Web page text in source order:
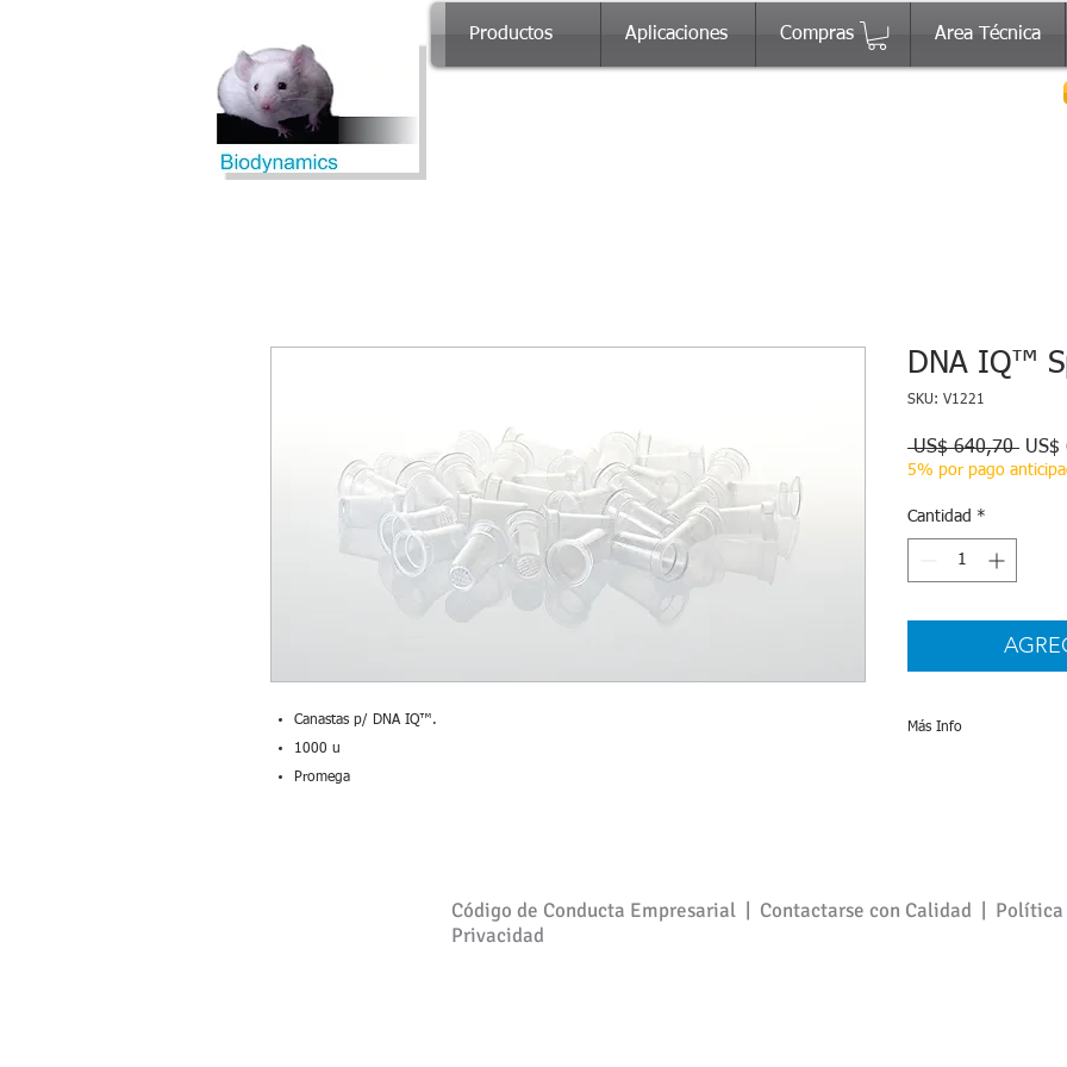
Productos Aplicaciones Compras Area Técnica
Canastas p/ DNA IQ™.
1000 u
Promega
DNA IQ™
SKU: V1221
US$ 640,70 US$
5% por pago
Cantidad *
Más Info
Código de Conducta Empresarial | Contactarse con Calidad
Política
Privacidad